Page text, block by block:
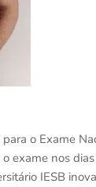
o Exame
exame nos
IESB